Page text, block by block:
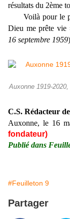
résultats du 2ème
Voilà pour le
Dieu me prête vie
16 septembre 1959)
Auxonne 1919-
C.S. Rédacteur de
Auxonne, le 16
fondateur)
Publié dans
#Feuilleton 9
Partager